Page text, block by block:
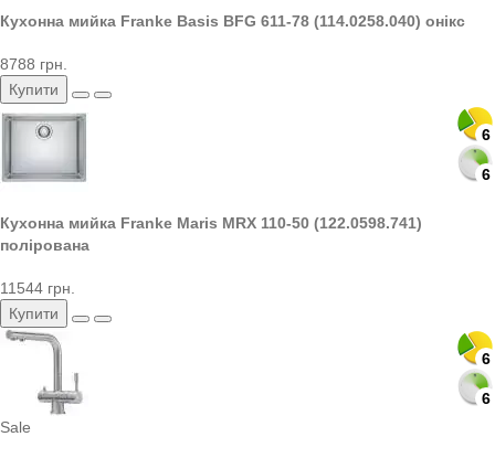
Кухонна мийка Franke Basis BFG 611-78 (114.0258.040) онікс
8788 грн.
Купити
6
6
Кухонна мийка Franke Maris MRX 110-50 (122.0598.741)
полірована
11544 грн.
Купити
6
6
Sale